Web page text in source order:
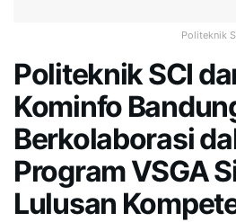
Politeknik
Politeknik SCI
Kominfo
Berkolaborasi
Program VSGA
Lulusan